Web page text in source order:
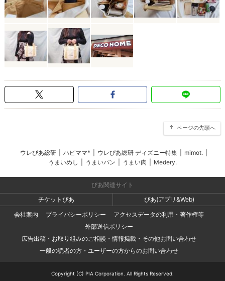
ページの先頭へ
ウレぴあ総研 ハピママ* ウレぴあ総研 ディズニー特集 mimot.
うまいめし
うまいパン うまい肉 Medery.
ぴあ関連サイト
チケットぴあ
ぴあ(アプリ&Web)
会社案内
プライバシーポリシー
アクセスデータの利用・著作権等
外部送信ポリシー
広告出稿・お取り組みのご相談・情報掲載・その他お問い合わせ
一般の読者の方・ユーザーの方からのお問い合わせ
Copyright (C) PIA Corporation. All Rights Reserved.